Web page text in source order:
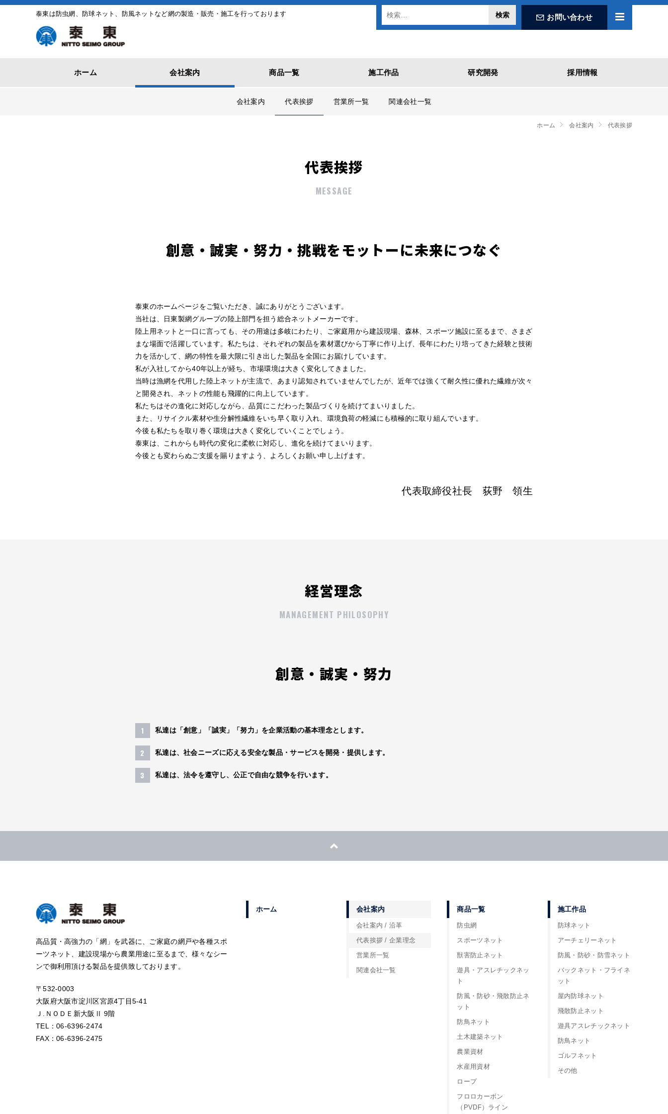
泰東は防虫網、防球ネット、防風ネットなど網の製造・販売・施工を行っております お問い合わせ
ホーム 会社案内 商品一覧 施工作品 研究開発 採用情報
会社案内 代表挨拶 営業所一覧 関連会社一覧
ホーム 会社案内 代表挨拶
代表挨拶
MESSAGE
創意・誠実・努力・挑戦をモットーに未来につなぐ
泰東のホームページをご覧いただき、誠にありがとうございます。
当社は、日東製網グループの陸上部門を担う総合ネットメーカーです。
陸上用ネットと一口に言っても、その用途は多岐にわたり、ご家庭用から建設現場、森林、スポーツ施設に至るまで、さまざ
まな場面で活躍しています。私たちは、それぞれの製品を素材選びから丁寧に作り上げ、長年にわたり培ってきた経験と技術
力を活かして、網の特性を最大限に引き出した製品を全国にお届けしています。
私が入社してから40年以上が経ち、市場環境は大きく変化してきました。
当時は漁網を代用した陸上ネットが主流で、あまり認知されていませんでしたが、近年では強くて耐久性に優れた繊維が次々
と開発され、ネットの性能も飛躍的に向上しています。
私たちはその進化に対応しながら、品質にこだわった製品づくりを続けてまいりました。
また、リサイクル素材や生分解性繊維をいち早く取り入れ、環境負荷の軽減にも積極的に取り組んでいます。
今後も私たちを取り巻く環境は大きく変化していくことでしょう。
泰東は、これからも時代の変化に柔軟に対応し、進化を続けてまいります。
今後とも変わらぬご支援を賜りますよう、よろしくお願い申し上げます。
代表取締役社長 荻野 領生
経営理念
MANAGEMENT PHILOSOPHY
創意・誠実・努力
私達は「創意」「誠実」「努力」を企業活動の基本理念とします。
私達は、社会ニーズに応える安全な製品・サービスを開発・提供します。
私達は、法令を遵守し、公正で自由な競争を行います。
高品質・高強力の「網」を武器に、ご家庭の網戸や各種スポ
ーツネット、建設現場から農業用途に至るまで、様々なシー
ンで御利用頂ける製品を提供致しております。
〒532-0003
大阪府大阪市淀川区宮原4丁目5-41
Ｊ.ＮＯＤＥ新大阪Ⅱ 9階
TEL：06-6396-2474
FAX：06-6396-2475
ホーム 会社案内
会社案内 / 沿革
代表挨拶 / 企業理念
営業所一覧
関連会社一覧
商品一覧
防虫網
スポーツネット
獣害防止ネット
遊具・アスレチックネッ
ト
防風・防砂・飛散防止ネ
ット
防鳥ネット
土木建築ネット
農業資材
水産用資材
ロープ
フロロカーボン
（PVDF）ライン
施工作品
防球ネット
アーチェリーネット
防風・防砂・防雪ネット
バックネット・フライネ
ット
屋内防球ネット
飛散防止ネット
遊具アスレチックネット
防鳥ネット
ゴルフネット
その他